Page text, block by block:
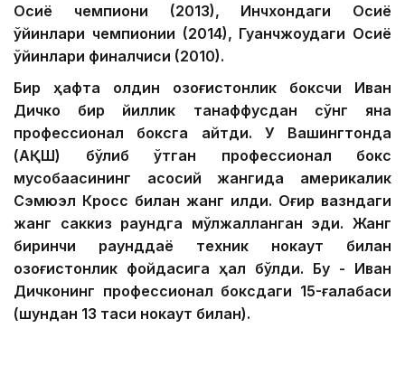
Осиё чемпиони (2013), Инчхондаги Осиё
ўйинлари чемпионии (2014), Гуанчжоудаги Осиё
ўйинлари финалчиси (2010).
Бир ҳафта олдин қозоғистонлик боксчи Иван
Дичко бир йиллик танаффусдан сўнг яна
профессионал боксга қайтди. У Вашингтонда
(АҚШ) бўлиб ўтган профессионал бокс
мусобақасининг асосий жангида америкалик
Сэмюэл Кросс билан жанг қилди. Оғир вазндаги
жанг саккиз раундга мўлжалланган эди. Жанг
биринчи раунддаёқ техник нокаут билан
қозоғистонлик фойдасига ҳал бўлди. Бу - Иван
Дичконинг профессионал боксдаги 15-ғалабаси
(шундан 13 таси нокаут билан).